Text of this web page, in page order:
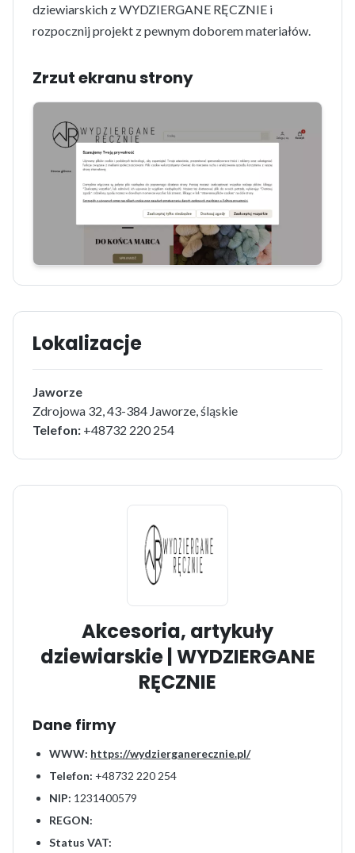
dziewiarskich z WYDZIERGANE RĘCZNIE i
rozpocznij projekt z pewnym doborem materiałów.
Zrzut ekranu strony
Lokalizacje
Jaworze
Zdrojowa 32, 43-384 Jaworze, śląskie
Telefon: +48732 220 254
Akcesoria, artykuły
dziewiarskie | WYDZIERGANE
RĘCZNIE
Dane firmy
WWW: https://wydzierganerecznie.pl/
Telefon: +48732 220 254
NIP: 1231400579
REGON:
Status VAT: